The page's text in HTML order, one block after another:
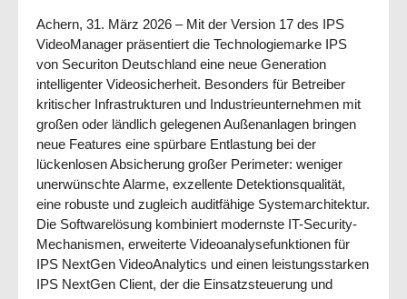
Achern, 31. März 2026 – Mit der Version 17 des IPS
VideoManager präsentiert die Technologiemarke IPS
von Securiton Deutschland eine neue Generation
intelligenter Videosicherheit. Besonders für Betreiber
kritischer Infrastrukturen und Industrieunternehmen mit
großen oder ländlich gelegenen Außenanlagen bringen
neue Features eine spürbare Entlastung bei der
lückenlosen Absicherung großer Perimeter: weniger
unerwünschte Alarme, exzellente Detektionsqualität,
eine robuste und zugleich auditfähige Systemarchitektur.
Die Softwarelösung kombiniert modernste IT-Security-
Mechanismen, erweiterte Videoanalysefunktionen für
IPS NextGen VideoAnalytics und einen leistungsstarken
IPS NextGen Client, der die Einsatzsteuerung und